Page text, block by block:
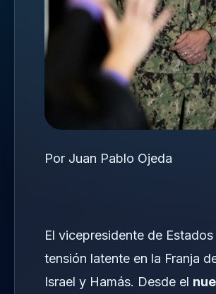
Por Juan Pablo Ojeda
El vicepresidente de
tensión latente en la Franja
Israel y Hamás. Desde el